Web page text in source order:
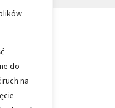
do
na